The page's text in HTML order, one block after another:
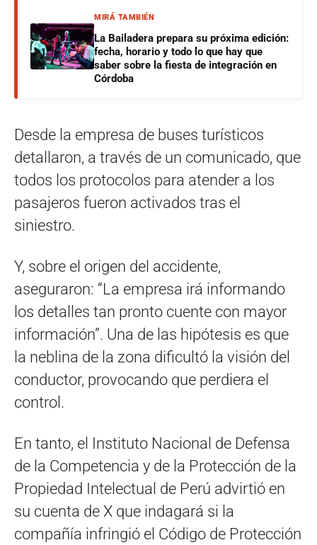
MIRÁ TAMBIÉN
La Bailadera prepara su próxima edición:
fecha, horario y todo lo que hay que
saber sobre la fiesta de integración en
Córdoba
Desde la empresa de buses turísticos
detallaron, a través de un comunicado, que
todos los protocolos para atender a los
pasajeros fueron activados tras el
siniestro.
Y, sobre el origen del accidente,
aseguraron: “La empresa irá informando
los detalles tan pronto cuente con mayor
información”. Una de las hipótesis es que
la neblina de la zona dificultó la visión del
conductor, provocando que perdiera el
control.
En tanto, el Instituto Nacional de Defensa
de la Competencia y de la Protección de la
Propiedad Intelectual de Perú advirtió en
su cuenta de X que indagará si la
compañía infringió el Código de Protección